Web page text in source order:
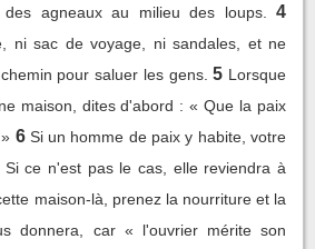
agneaux au milieu des loups.
4
ni sac de voyage, ni sandales, et ne
pour saluer les gens. 5 Lorsque
maison, dites d'abord : « Que la paix
6 Si un homme de paix y habite, votre
ce n'est pas le cas, elle reviendra à
maison-là, prenez la nourriture et la
donnera, car « l'ouvrier mérite son